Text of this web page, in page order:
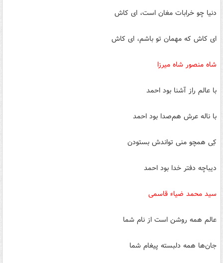
دنیا چو خرابات مغان است، ای کاش
ای کاش که مهمان تو باشم، ای کاش
شاه منصور شاه میرزا
با عالم راز آشنا بود احمد
با ناله عرش هم‌صدا بود احمد
کِی همچو منی تواندش بستودن
دیباچه دفتر خدا بود احمد
سید محمد ضیاء قاسمی
عالم همه روشن است از نام شما
جان‏‌ها همه دل‏بسته پیغام شما